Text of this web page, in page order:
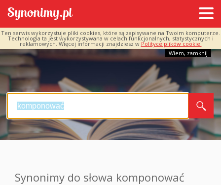
Ten serwis wykorzystuje pliki cookies, które są zapisywane na Twoim komputerze.
Technologia ta jest wykorzystywana w celach funkcjonalnych, statystycznych i
reklamowych. Więcej informacji znajdziesz w Polityce plików cookie.
Wiem, zamknij
Synonimy do słowa komponować